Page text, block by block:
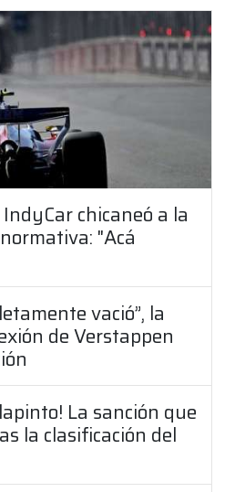
chicaneó a la
"Acá
vació”, la
de Verstappen
La sanción que
la clasificación del